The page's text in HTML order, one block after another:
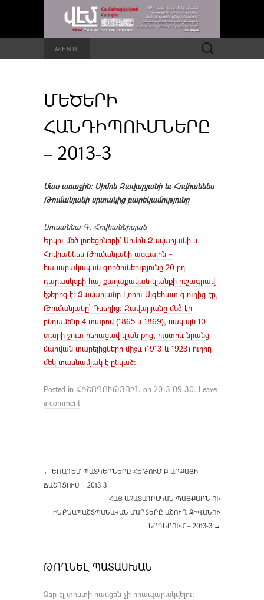
MENU Որոնել՝
ՄԵԾԵՐԻ
ՀԱՆԴԻՊՈՒՄՆԵՐԸ
– 2013-3
Մաս առաջին։ Սիմոն Զավարյանի եւ Հովհաննես
Թումանյանի սրտակից բարեկամությունը
Սուսաննա Գ. Հովհաննիսյան
Երկու մեծ լոռեցիների՝ Սիմոն Զավարյանի և
Հովհաննես Թումանյանի ազգային –
հասարակական գործունեությունը 20-րդ
դարասկզբի հայ քաղաքական կյանքի ուշագրավ
էջերից է։ Զավարյանը Լոռու Այգեհատ գյուղից էր,
Թումանյանը՝ Դսեղից։ Զավարյանը մեծ էր
ընդամենը 4 տարով (1865 և 1869), սակայն 10
տարի շուտ հեռացավ կյան քից, ուստիև նրանց
մահվան տարելիցների միջև (1913 և 1923) ուղիղ
մեկ տասնամյակ է ընկած։
Posted in ՀԻՇՈՂՈՒԹՅՈՒՆ on 2013-09-30. Leave
a comment
← ԵՌԱԴԵՄ ՊԱՏԿԵՐՆԵՐԸ ՀԵԹՈՒՄ Բ ԱՐՔԱՅԻ
ՃԱՇՈՑՈՒՄ – 2013-3
ՀԱՅ ԱԶԱՏԱԳՐԱԿԱՆ ՊԱՅՔԱՐՆ ՈՒ
ԻՆՔՆԱՊԱՇՏՊԱՆԱԿԱՆ ՄԱՐՏԵՐԸ ԱՇՈՒՂ ՋԻՎԱՆՈՒ
ԵՐԳԵՐՈՒՄ – 2013-3 →
ԹՈՂՆԵԼ ՊԱՏԱՍԽԱՆ
Ձեր էլ-փոստի հասցեն չի հրապարակվելու։